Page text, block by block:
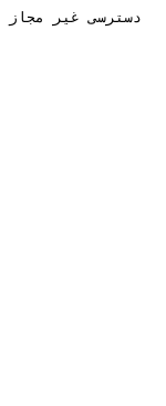
دسترسی غیر مجاز